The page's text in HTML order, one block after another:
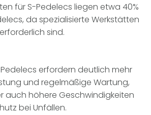
für S-Pedelecs liegen etwa 40%
da spezialisierte Werkstätten
sind.
erfordern deutlich mehr
und regelmäßige Wartung,
auch höhere Geschwindigkeiten
bei Unfällen.